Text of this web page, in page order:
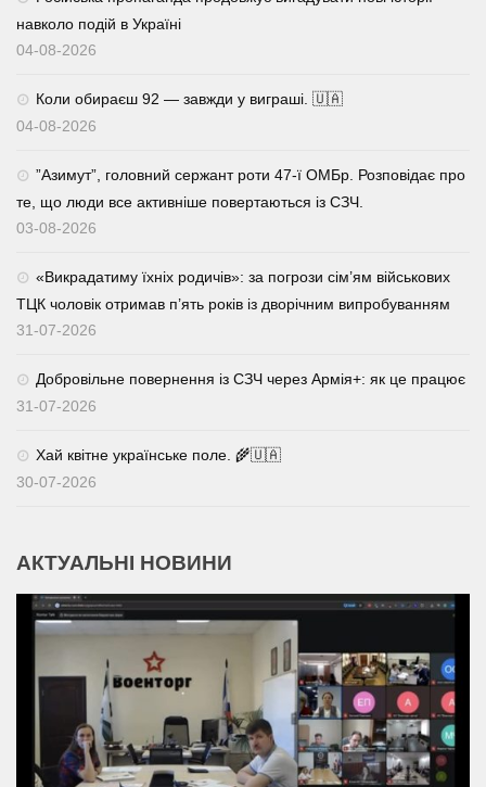
навколо подій в Україні
04-08-2026
Коли обираєш 92 — завжди у виграші. 🇺🇦
04-08-2026
⁨”Азимут”, головний сержант роти 47-ї ОМБр. Розповідає про
те, що люди все активніше повертаються із СЗЧ.
03-08-2026
«Викрадатиму їхніх родичів»: за погрози сім’ям військових
ТЦК чоловік отримав п’ять років із дворічним випробуванням
31-07-2026
Добровільне повернення із СЗЧ через Армія+: як це працює
31-07-2026
Хай квітне українське поле. 🌾🇺🇦
30-07-2026
АКТУАЛЬНІ НОВИНИ